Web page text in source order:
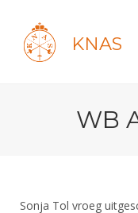
KNAS
WB
Sonja Tol vroeg